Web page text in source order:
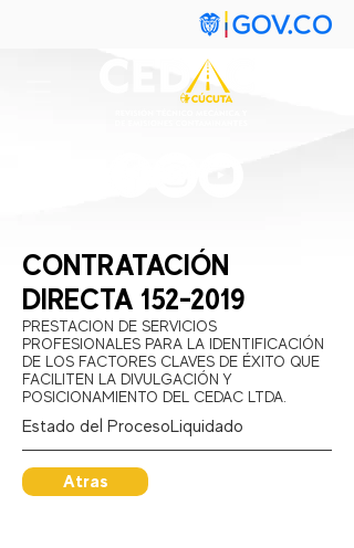
CONTRATACIÓN
DIRECTA 152-2019
PRESTACION DE SERVICIOS
PROFESIONALES PARA LA IDENTIFICACIÓN
DE LOS FACTORES CLAVES DE ÉXITO QUE
FACILITEN LA DIVULGACIÓN Y
POSICIONAMIENTO DEL CEDAC LTDA.
Estado del Proceso:Liquidado
Atras